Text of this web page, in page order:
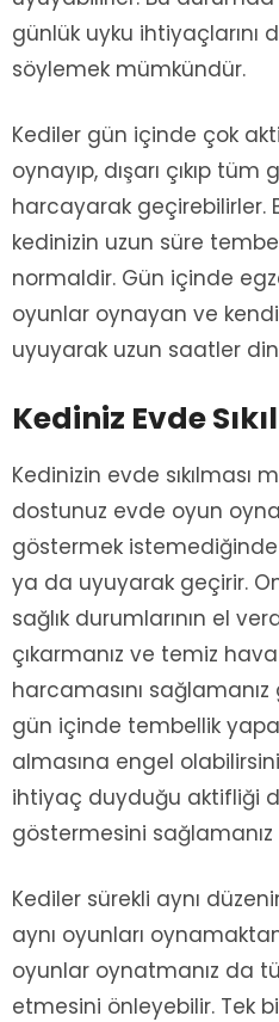
günlük uyku ihtiyaçlarını
söylemek mümkündür.
Kediler gün içinde çok
oynayıp, dışarı çıkıp
harcayarak geçirebilirler.
kedinizin uzun süre
normaldir. Gün içinde
oyunlar oynayan ve
uyuyarak uzun saatler
Kediniz Evde
Kedinizin evde sıkılması
dostunuz evde oyun
göstermek
ya da uyuyarak geçirir.
sağlık durumlarının el
çıkarmanız ve temiz
harcamasını
gün içinde tembellik
almasına engel
ihtiyaç duyduğu aktifliği
göstermesini
Kediler sürekli aynı
aynı oyunları
oyunlar oynatmanız da
etmesini önleyebilir. Tek